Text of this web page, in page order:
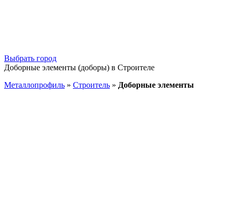
Выбрать город
Доборные элементы (доборы) в Строителе
Металлопрофиль » Строитель » Доборные элементы